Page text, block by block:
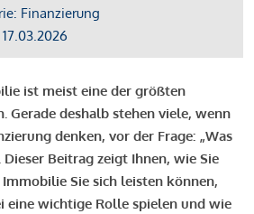
Finanzierung
ist meist eine der größten
Gerade deshalb stehen viele, wenn
denken, vor der Frage: „Was
Beitrag zeigt Ihnen, wie Sie
Sie sich leisten können,
eine wichtige Rolle spielen und wie